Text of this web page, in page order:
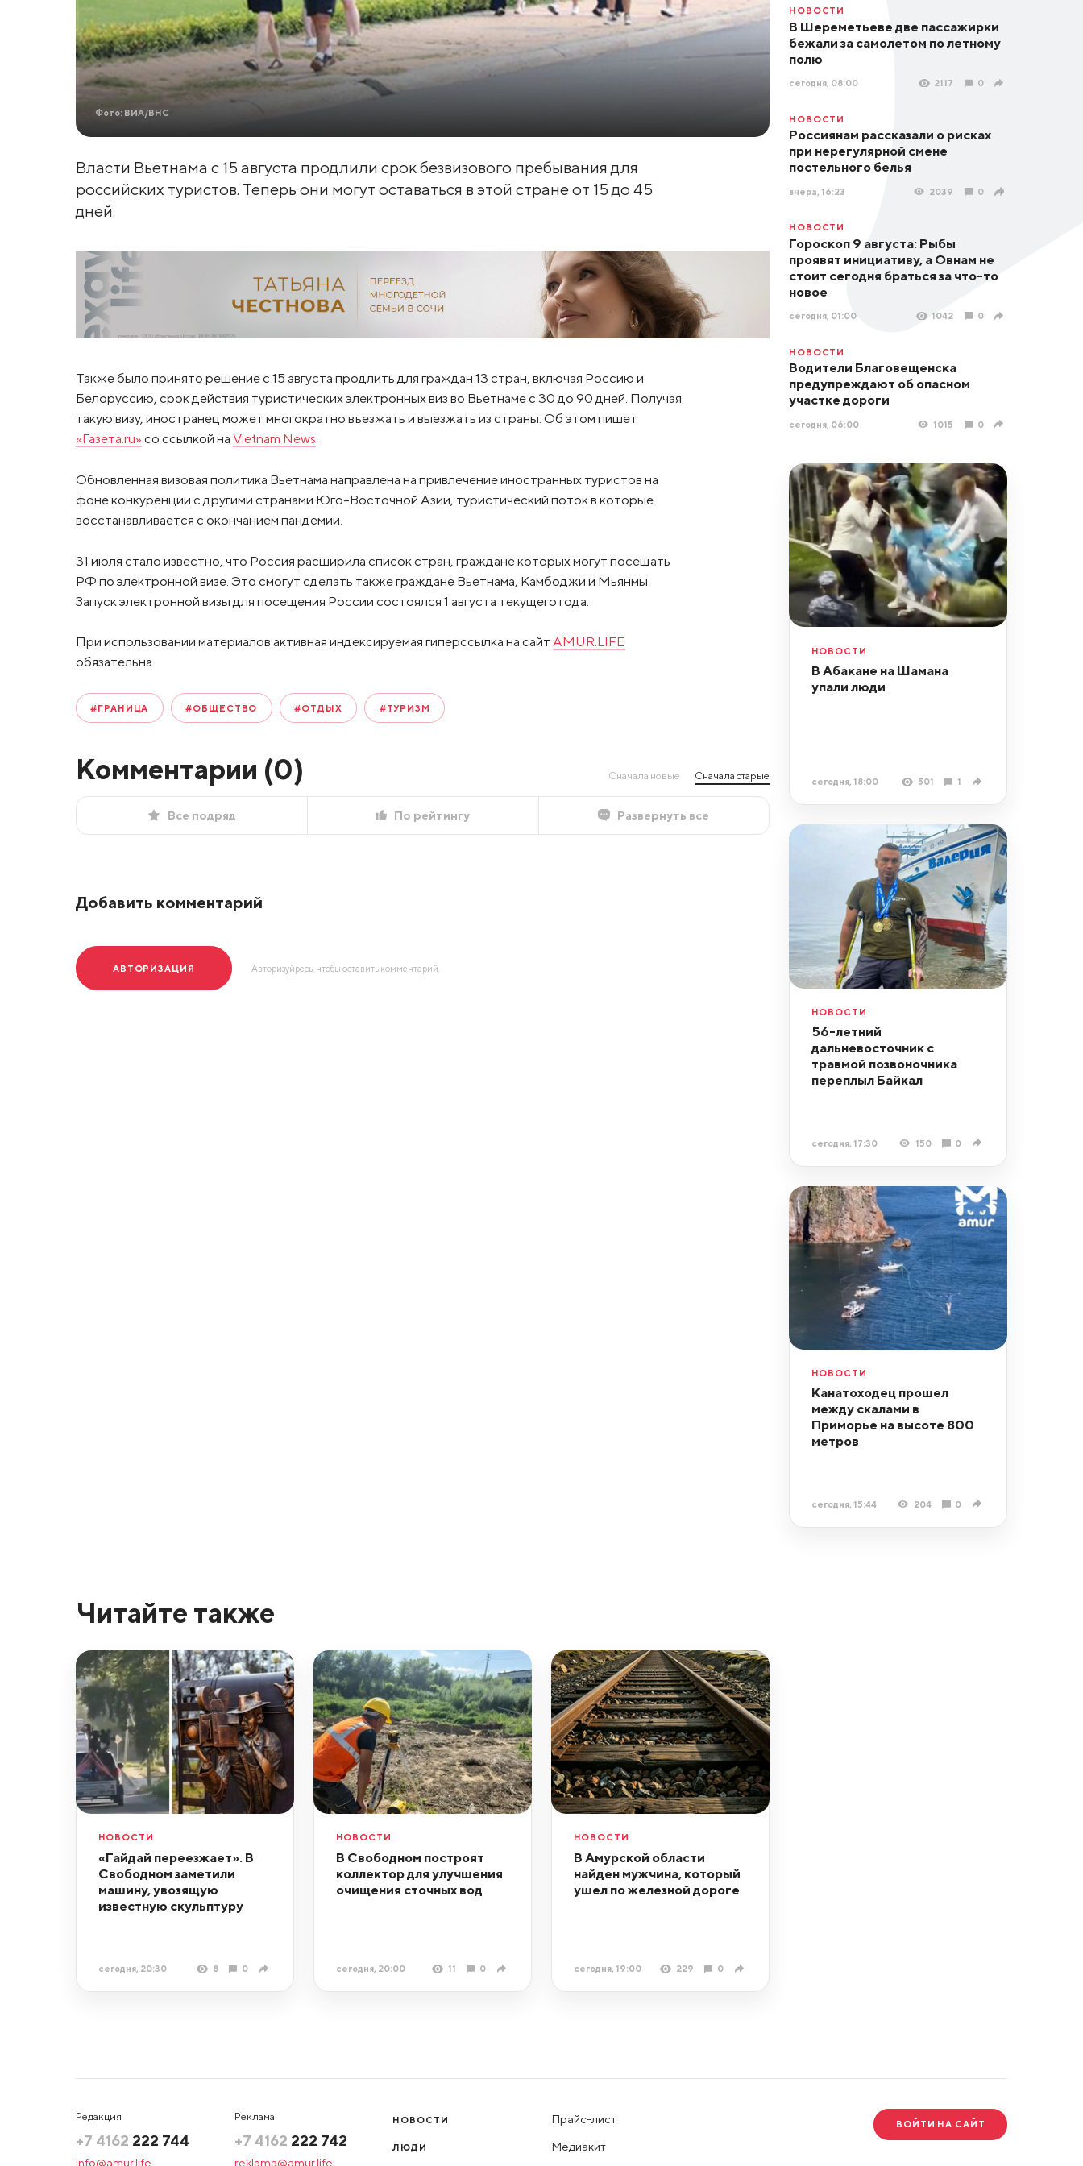
Фото: ВИА/ВНС
Власти Вьетнама с 15 августа продлили срок безвизового пребывания для
российских туристов. Теперь они могут оставаться в этой стране от 15 до 45
дней.
Также было принято решение с 15 августа продлить для граждан 13 стран, включая Россию и
Белоруссию, срок действия туристических электронных виз во Вьетнаме с 30 до 90 дней. Получая
такую визу, иностранец может многократно въезжать и выезжать из страны. Об этом пишет
«Газета.ru» со ссылкой на Vietnam News.
Обновленная визовая политика Вьетнама направлена на привлечение иностранных туристов на
фоне конкуренции с другими странами Юго-Восточной Азии, туристический поток в которые
восстанавливается с окончанием пандемии.
31 июля стало известно, что Россия расширила список стран, граждане которых могут посещать
РФ по электронной визе. Это смогут сделать также граждане Вьетнама, Камбоджи и Мьянмы.
Запуск электронной визы для посещения России состоялся 1 августа текущего года.
При использовании материалов активная индексируемая гиперссылка на сайт AMUR.LIFE
обязательна.
#ГРАНИЦА #ОБЩЕСТВО #ОТДЫХ #ТУРИЗМ
Комментарии (0) Сначала новые Сначала старые
Все подряд По рейтингу Развернуть все
Добавить комментарий
АВТОРИЗАЦИЯ Авторизуйресь, чтобы оставить комментарий.
НОВОСТИ
В Шереметьеве две пассажирки
бежали за самолетом по летному
полю
сегодня, 08:00 2117 0
НОВОСТИ
Россиянам рассказали о рисках
при нерегулярной смене
постельного белья
вчера, 16:23 2039 0
НОВОСТИ
Гороскоп 9 августа: Рыбы
проявят инициативу, а Овнам не
стоит сегодня браться за что-то
новое
сегодня, 01:00 1042 0
НОВОСТИ
Водители Благовещенска
предупреждают об опасном
участке дороги
сегодня, 06:00 1015 0
НОВОСТИ
В Абакане на Шамана
упали люди
сегодня, 18:00 501 1
НОВОСТИ
56-летний
дальневосточник с
травмой позвоночника
переплыл Байкал
сегодня, 17:30 150 0
НОВОСТИ
Канатоходец прошел
между скалами в
Приморье на высоте 800
метров
сегодня, 15:44 204 0
Читайте также
НОВОСТИ
«Гайдай переезжает». В
Свободном заметили
машину, увозящую
известную скульптуру
сегодня, 20:30 8 0
НОВОСТИ
В Свободном построят
коллектор для улучшения
очищения сточных вод
сегодня, 20:00 11 0
НОВОСТИ
В Амурской области
найден мужчина, который
ушел по железной дороге
сегодня, 19:00 229 0
Редакция
+7 4162 222 744
info@amur.life
Реклама
+7 4162 222 742
reklama@amur.life
НОВОСТИ
ЛЮДИ
Прайс-лист
Медиакит
ВОЙТИ НА САЙТ